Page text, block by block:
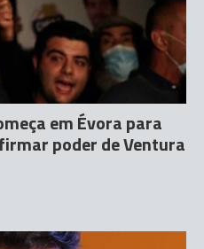
em Évora para
poder de Ventura